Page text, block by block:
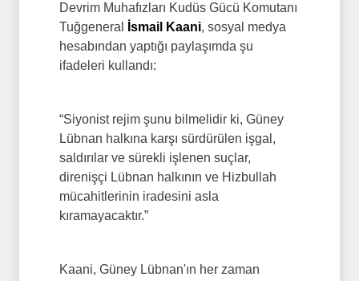
Devrim Muhafızları Kudüs Gücü Komutanı
Tuğgeneral
İsmail Kaani, sosyal medya
hesabından yaptığı paylaşımda şu
ifadeleri kullandı:
“Siyonist rejim şunu bilmelidir ki, Güney
Lübnan halkına karşı sürdürülen işgal,
saldırılar ve sürekli işlenen suçlar,
direnişçi Lübnan halkının ve Hizbullah
mücahitlerinin iradesini asla
kıramayacaktır.”
Kaani, Güney Lübnan'ın her zaman